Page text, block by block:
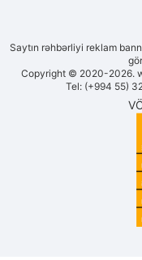
Saytın rəhbərliyi reklam
Copyright © 2020-2026.
Tel: (+994 55)